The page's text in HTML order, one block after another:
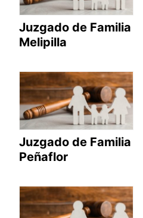
Juzgado de Familia
Melipilla
Juzgado de Familia
Peñaflor